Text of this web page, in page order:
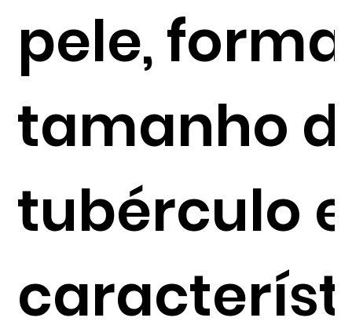
pele,
tamanho
tubérculo e